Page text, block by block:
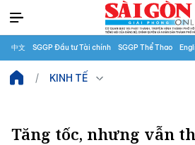
中文 SGGP Đầu tư Tài chính SGGP Thể Thao
KINH TẾ
Tăng tốc, nhưng vẫn